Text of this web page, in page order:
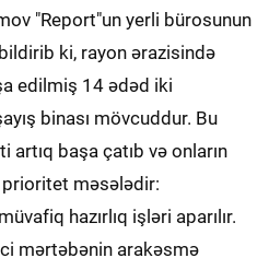
"Report"un yerli bürosunun
ki, rayon ərazisində
edilmiş 14 ədəd iki
binası mövcuddur. Bu
artıq başa çatıb və onların
prioritet məsələdir:
hazırlıq işləri aparılır.
mərtəbənin arakəsmə